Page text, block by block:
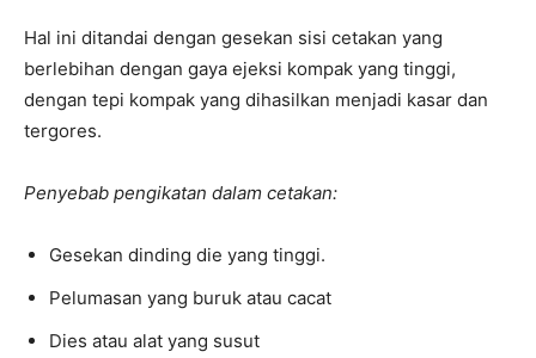
Hal ini ditandai dengan gesekan sisi cetakan yang
berlebihan dengan gaya ejeksi kompak yang tinggi,
dengan tepi kompak yang dihasilkan menjadi kasar dan
tergores.
Penyebab pengikatan dalam cetakan:
Gesekan dinding die yang tinggi.
Pelumasan yang buruk atau cacat
Dies atau alat yang susut